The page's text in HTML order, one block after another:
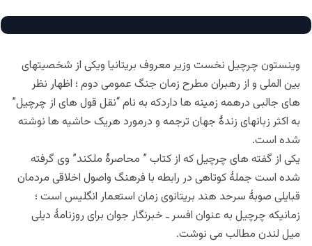
وینستون چرچیل نخست وزیر معروف بریتانیا ویکی از شخصیتهای
بین الملی و از رهبران مطرح زمان جنگ عمومی دوم ؛ اظهار نظر
های جالبی درهمه زمینه ها داردکه به نام “نقل قول های از چرچیل”
به اکثر زبانهای زندهٔ جهان ترجمه و درمورد هریک حاشیه ها نوشته
شده است.
یکی از گفته های چرچیل که از کتاب ” محاصرهٔ ملکند” وی گرفته
شده است جملهٔ کوتاهی در رابطه با فرهنگ واصول اخلاقی مردمان
قبایلی صوبهٔ سرحد هند بریتانوی زمان استعمار انگلیس است ؛
زمانیکه چرچیل به عنوان افسر ـ خبرنگار جوان برای روزنامهٔ دیلی
میل لندن مطالب می نوشت.